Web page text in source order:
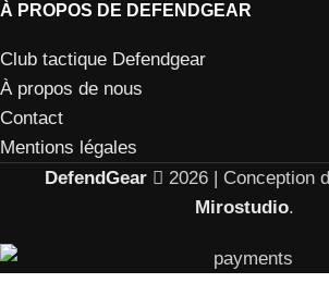
À PROPOS DE DEFENDGEAR
Club tactique Defendgear
À propos de nous
Contact
Mentions légales
DefendGear
2026 | Conception
Mirostudio.